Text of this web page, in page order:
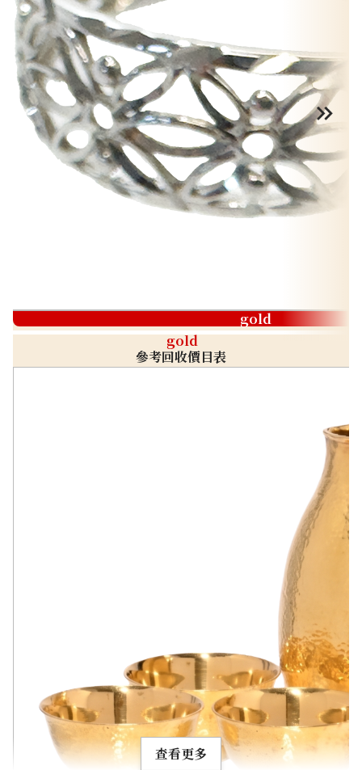
gold
gold
參考回收價目表
查看更多